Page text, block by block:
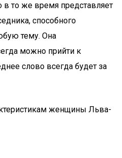
то же время представляет
способного
тему. Она
можно прийти к
слово всегда будет за
женщины Льва-